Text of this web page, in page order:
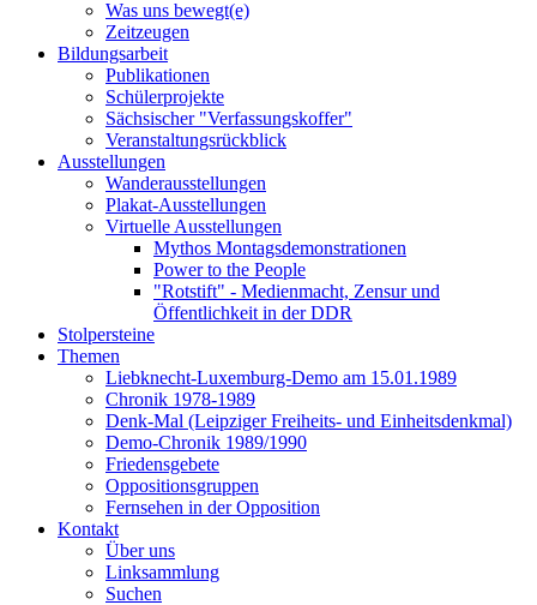
Was uns bewegt(e)
Zeitzeugen
Bildungsarbeit
Publikationen
Schülerprojekte
Sächsischer "Verfassungskoffer"
Veranstaltungsrückblick
Ausstellungen
Wanderausstellungen
Plakat-Ausstellungen
Virtuelle Ausstellungen
Mythos Montagsdemonstrationen
Power to the People
"Rotstift" - Medienmacht, Zensur und
Öffentlichkeit in der DDR
Stolpersteine
Themen
Liebknecht-Luxemburg-Demo am 15.01.1989
Chronik 1978-1989
Denk-Mal (Leipziger Freiheits- und Einheitsdenkmal)
Demo-Chronik 1989/1990
Friedensgebete
Oppositionsgruppen
Fernsehen in der Opposition
Kontakt
Über uns
Linksammlung
Suchen